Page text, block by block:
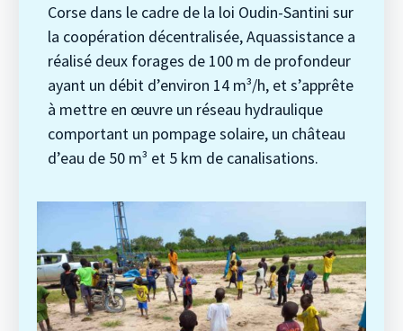
Corse dans le cadre de la loi Oudin-Santini sur
la coopération décentralisée, Aquassistance a
réalisé deux forages de 100 m de profondeur
ayant un débit d’environ 14 m³/h, et s’apprête
à mettre en œuvre un réseau hydraulique
comportant un pompage solaire, un château
d’eau de 50 m³ et 5 km de canalisations.